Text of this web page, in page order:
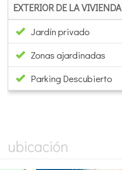
EXTERIOR DE LA VIVIENDA
Jardín privado
Zonas ajardinadas
Parking Descubierto
ubicación